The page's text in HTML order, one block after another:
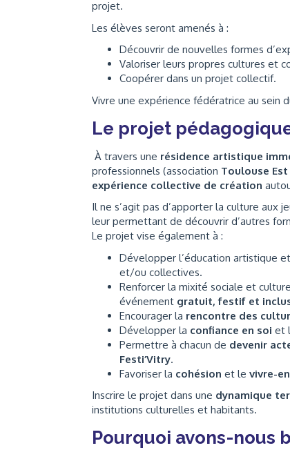
projet.
Les élèves seront amenés à :
Découvrir de nouvelles formes
Valoriser leurs propres cultures et
Coopérer dans un projet collectif.
Vivre une expérience fédératrice au sein
Le projet
À travers une résidence artistique
professionnels (association Toulouse Est
expérience collective de création
Il ne s’agit pas d’apporter la culture aux
leur permettant de découvrir d’autres
Le projet vise également à :
Développer l’éducation artistique
et/ou collectives.
Renforcer la mixité sociale et
événement gratuit, festif et
Encourager la rencontre des
Développer la confiance en soi et
Permettre à chacun de devenir
Festi’Vitry.
Favoriser la cohésion et le vivre-
Inscrire le projet dans une dynamique
institutions culturelles et habitants.
Pourquoi avons-nous